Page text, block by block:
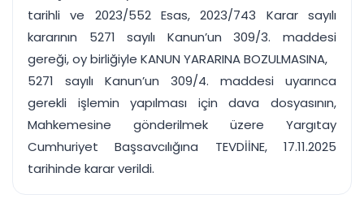
tarihli ve 2023/552 Esas, 2023/743 Karar sayılı
kararının 5271 sayılı Kanun’un 309/3. maddesi
gereği, oy birliğiyle KANUN YARARINA BOZULMASINA,
5271 sayılı Kanun’un 309/4. maddesi uyarınca
gerekli işlemin yapılması için dava dosyasının,
Mahkemesine gönderilmek üzere Yargıtay
Cumhuriyet Başsavcılığına TEVDİİNE, 17.11.2025
tarihinde karar verildi.